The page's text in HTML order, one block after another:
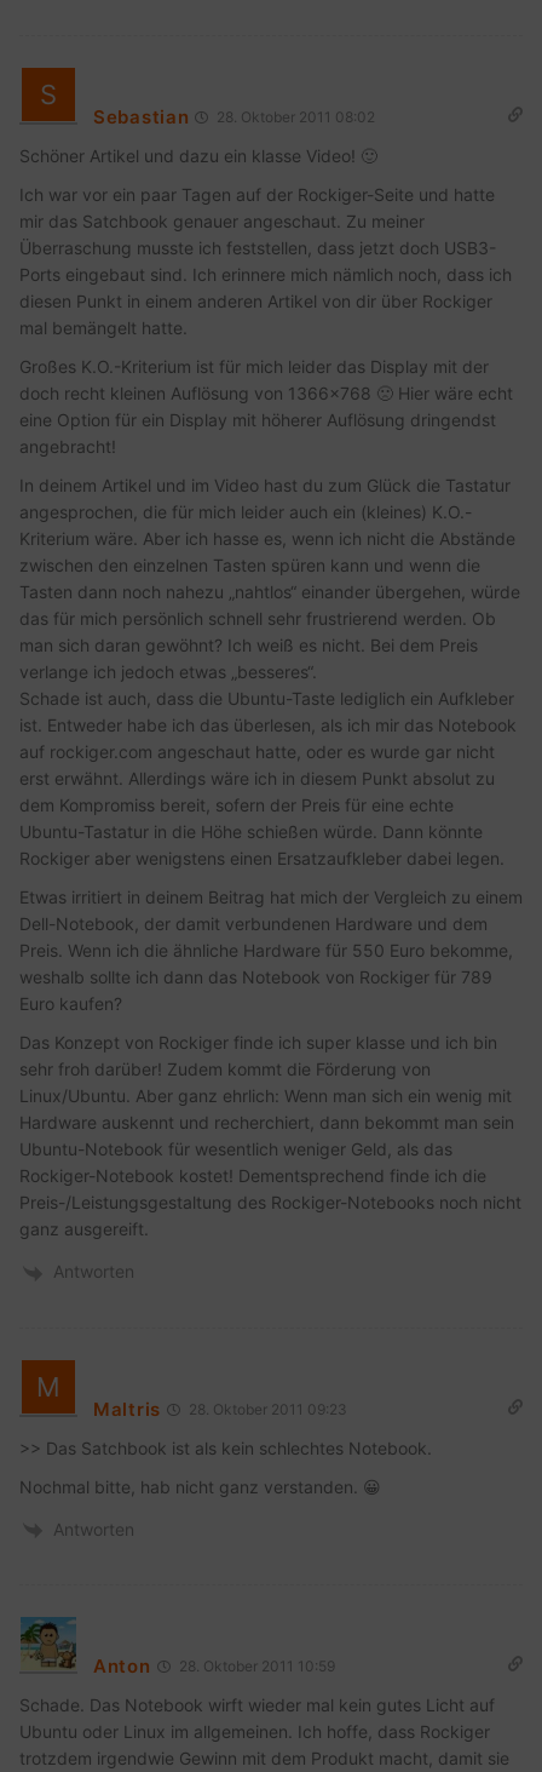
Sebastian 28. Oktober 2011 08:02
Schöner Artikel und dazu ein klasse Video! 🙂
Ich war vor ein paar Tagen auf der Rockiger-Seite und hatte
mir das Satchbook genauer angeschaut. Zu meiner
Überraschung musste ich feststellen, dass jetzt doch USB3-
Ports eingebaut sind. Ich erinnere mich nämlich noch, dass ich
diesen Punkt in einem anderen Artikel von dir über Rockiger
mal bemängelt hatte.
Großes K.O.-Kriterium ist für mich leider das Display mit der
doch recht kleinen Auflösung von 1366×768 🙁 Hier wäre echt
eine Option für ein Display mit höherer Auflösung dringendst
angebracht!
In deinem Artikel und im Video hast du zum Glück die Tastatur
angesprochen, die für mich leider auch ein (kleines) K.O.-
Kriterium wäre. Aber ich hasse es, wenn ich nicht die Abstände
zwischen den einzelnen Tasten spüren kann und wenn die
Tasten dann noch nahezu „nahtlos“ einander übergehen, würde
das für mich persönlich schnell sehr frustrierend werden. Ob
man sich daran gewöhnt? Ich weiß es nicht. Bei dem Preis
verlange ich jedoch etwas „besseres“.
Schade ist auch, dass die Ubuntu-Taste lediglich ein Aufkleber
ist. Entweder habe ich das überlesen, als ich mir das Notebook
auf rockiger.com angeschaut hatte, oder es wurde gar nicht
erst erwähnt. Allerdings wäre ich in diesem Punkt absolut zu
dem Kompromiss bereit, sofern der Preis für eine echte
Ubuntu-Tastatur in die Höhe schießen würde. Dann könnte
Rockiger aber wenigstens einen Ersatzaufkleber dabei legen.
Etwas irritiert in deinem Beitrag hat mich der Vergleich zu einem
Dell-Notebook, der damit verbundenen Hardware und dem
Preis. Wenn ich die ähnliche Hardware für 550 Euro bekomme,
weshalb sollte ich dann das Notebook von Rockiger für 789
Euro kaufen?
Das Konzept von Rockiger finde ich super klasse und ich bin
sehr froh darüber! Zudem kommt die Förderung von
Linux/Ubuntu. Aber ganz ehrlich: Wenn man sich ein wenig mit
Hardware auskennt und recherchiert, dann bekommt man sein
Ubuntu-Notebook für wesentlich weniger Geld, als das
Rockiger-Notebook kostet! Dementsprechend finde ich die
Preis-/Leistungsgestaltung des Rockiger-Notebooks noch nicht
ganz ausgereift.
Antworten
Maltris 28. Oktober 2011 09:23
>> Das Satchbook ist als kein schlechtes Notebook.
Nochmal bitte, hab nicht ganz verstanden. 😀
Antworten
Anton 28. Oktober 2011 10:59
Schade. Das Notebook wirft wieder mal kein gutes Licht auf
Ubuntu oder Linux im allgemeinen. Ich hoffe, dass Rockiger
trotzdem irgendwie Gewinn mit dem Produkt macht, damit sie